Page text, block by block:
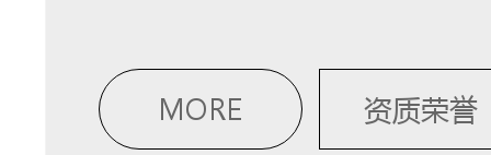
MORE 资质荣誉